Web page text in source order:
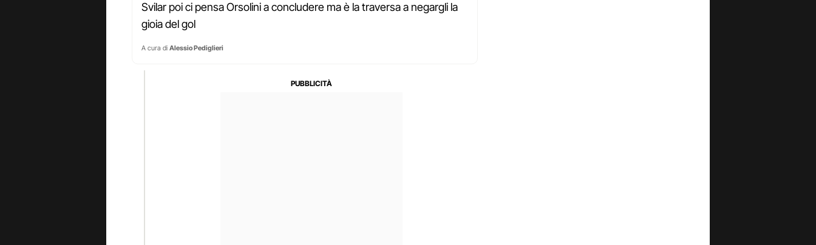
Svilar poi ci pensa Orsolini a concludere ma è la traversa a negargli la
gioia del gol
A cura di Alessio Pediglieri